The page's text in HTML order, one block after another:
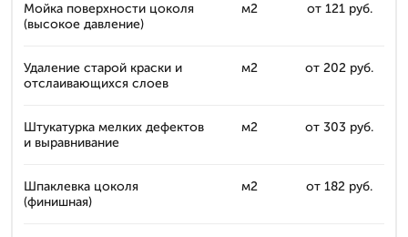
Мойка поверхности цоколя
(высокое давление)
м2 от 121 руб.
Удаление старой краски и
отслаивающихся слоев
м2 от 202 руб.
Штукатурка мелких дефектов
и выравнивание
м2 от 303 руб.
Шпаклевка цоколя
(финишная)
м2 от 182 руб.